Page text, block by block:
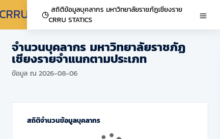
สถิติข้อมูลบุคลากร มหาวิทยาลัยราชภัฏเชียงราย
CRRU STATICS
จำนวนบุคลากร มหาวิทยาลัยราชภัฏ
เชียงรายจำแนกตามประเภท
ข้อมูล ณ 2026-08-06
สถิติจำนวนข้อมูลบุคลากร